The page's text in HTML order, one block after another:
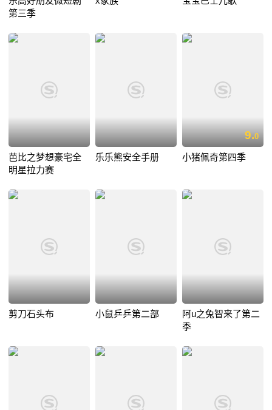
第三季
芭比之梦想豪宅全
明星拉力赛
乐乐熊安全手册
9.0
小猪佩奇第四季
剪刀石头布 小鼠乒乒第二部
阿u之兔智来了第二
季